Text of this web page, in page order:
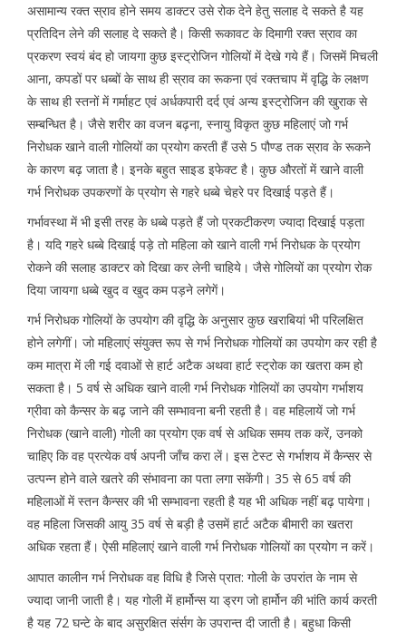
असामान्य रक्त स्राव होने समय डाक्टर उसे रोक देने हेतु सलाह दे सकते है यह
प्रतिदिन लेने की सलाह दे सकते है। किसी रूकावट के दिमागी रक्त स्राव का
प्रकरण स्वयं बंद हो जायगा कुछ इस्ट्रोजिन गोलियों में देखे गये हैं। जिसमें मिचली
आना, कपडों पर धब्बों के साथ ही स्राव का रूकना एवं रक्तचाप में वृद्धि के लक्षण
के साथ ही स्तनों में गर्माहट एवं अर्धकपारी दर्द एवं अन्य इस्ट्रोजिन की खुराक से
सम्बन्धित है। जैसे शरीर का वजन बढ़ना, स्नायु विकृत कुछ महिलाएं जो गर्भ
निरोधक खाने वाली गोलियों का प्रयोग करती हैं उसे 5 पौण्ड तक स्राव के रूकने
के कारण बढ़ जाता है। इनके बहुत साइड इफेक्ट है। कुछ औरतों में खाने वाली
गर्भ निरोधक उपकरणों के प्रयोग से गहरे धब्बे चेहरे पर दिखाई पड़ते हैं।
गर्भावस्था में भी इसी तरह के धब्बे पड़ते हैं जो प्रकटीकरण ज्यादा दिखाई पड़ता
है। यदि गहरे धब्बे दिखाई पड़े तो महिला को खाने वाली गर्भ निरोधक के प्रयोग
रोकने की सलाह डाक्टर को दिखा कर लेनी चाहिये। जैसे गोलियों का प्रयोग रोक
दिया जायगा धब्बे खुद व खुद कम पड़ने लगेगें।
गर्भ निरोधक गोलियों के उपयोग की वृद्धि के अनुसार कुछ खराबियां भी परिलक्षित
होने लगेगीं। जो महिलाएं संयुक्त रूप से गर्भ निरोधक गोलियों का उपयोग कर रही है
कम मात्रा में ली गई दवाओं से हार्ट अटैक अथवा हार्ट स्ट्रोक का खतरा कम हो
सकता है। 5 वर्ष से अधिक खाने वाली गर्भ निरोधक गोलियों का उपयोग गर्भाशय
ग्रीवा को कैन्सर के बढ़ जाने की सम्भावना बनी रहती है। वह महिलायें जो गर्भ
निरोधक (खाने वाली) गोली का प्रयोग एक वर्ष से अधिक समय तक करें, उनको
चाहिए कि वह प्रत्येक वर्ष अपनी जाँच करा लें। इस टेस्ट से गर्भाशय में कैन्सर से
उत्पन्न होने वाले खतरे की संभावना का पता लगा सकेंगी। 35 से 65 वर्ष की
महिलाओं में स्तन कैन्सर की भी सम्भावना रहती है यह भी अधिक नहीं बढ़ पायेगा।
वह महिला जिसकी आयु 35 वर्ष से बड़ी है उसमें हार्ट अटैक बीमारी का खतरा
अधिक रहता हैं। ऐसी महिलाएं खाने वाली गर्भ निरोधक गोलियों का प्रयोग न करें।
आपात कालीन गर्भ निरोधक वह विधि है जिसे प्रात: गोली के उपरांत के नाम से
ज्यादा जानी जाती है। यह गोली में हार्मोन्स या ड्रग जो हार्मोन की भांति कार्य करती
है यह 72 घन्टे के बाद असुरक्षित संर्सग के उपरान्त दी जाती है। बहुधा किसी